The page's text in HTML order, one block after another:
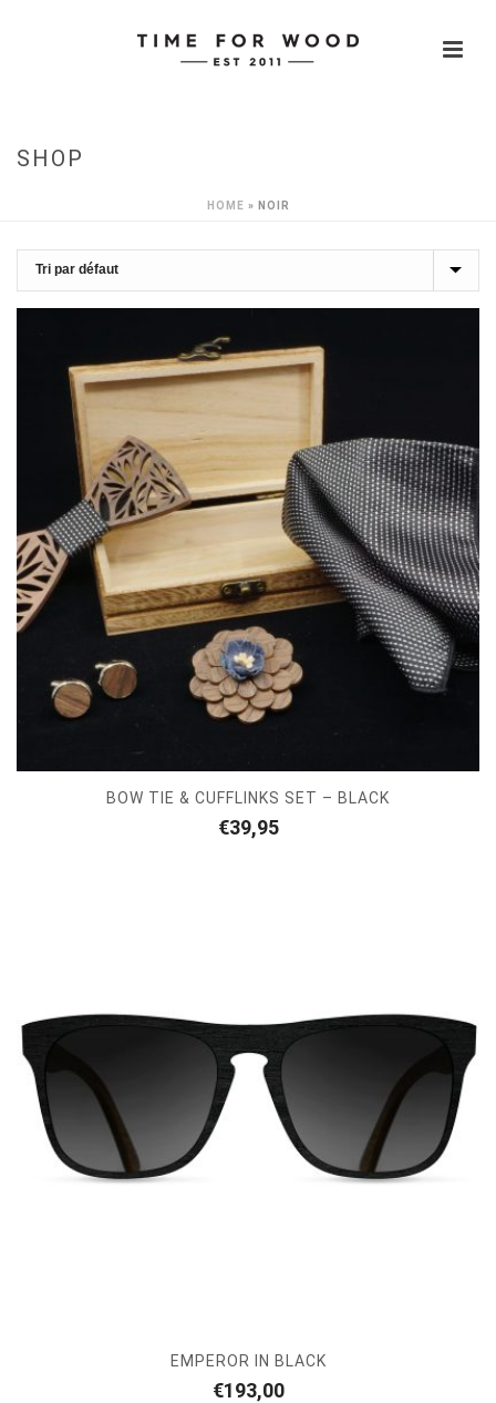
SHOP
HOME » NOIR
BOW TIE & CUFFLINKS SET – BLACK
€39,95
EMPEROR IN BLACK
€193,00